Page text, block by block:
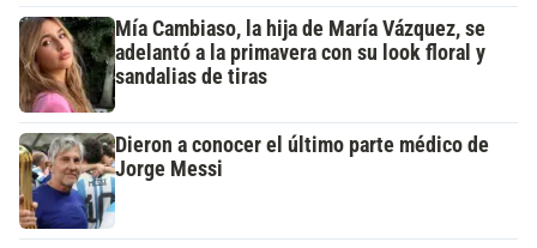
Mía Cambiaso, la hija de María Vázquez, se
adelantó a la primavera con su look floral y
sandalias de tiras
Dieron a conocer el último parte médico de
Jorge Messi